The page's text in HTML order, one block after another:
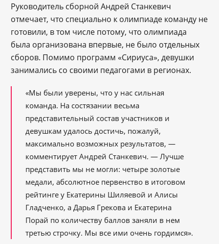
Руководитель сборной Андрей Станкевич
отмечает, что специально к олимпиаде команду не
готовили, в том числе потому, что олимпиада
была организована впервые, не было отдельных
сборов. Помимо программ «Сириуса», девушки
занимались со своими педагогами в регионах.
«Мы были уверены, что у нас сильная
команда. На состязании весьма
представительный состав участников и
девушкам удалось достичь, пожалуй,
максимально возможных результатов, —
комментирует Андрей Станкевич. — Лучше
представить мы не могли: четыре золотые
медали, абсолютное первенство в итоговом
рейтинге у Екатерины Шиляевой и Алисы
Гладченко, а Дарья Грекова и Екатерина
Порай по количеству баллов заняли в нем
третью строчку. Мы все ими очень гордимся».